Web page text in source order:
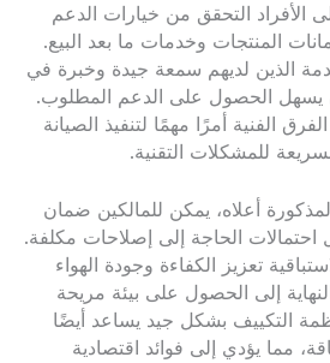
الأفراد التحقق من خيارات الدعم
المنتجات وخدمات ما بعد البيع.
الذين لديهم سمعة جيدة وخبرة في
يسهل الحصول على الدعم المطلوب.
الفنية أمرًا مهمًا لتنفيذ الصيانة
للمشكلات التقنية.
أعلاه، يمكن للمالكين ضمان
احتمالات الحاجة إلى إصلاحات مكلفة.
تعزيز الكفاءة وجودة الهواء
إلى الحصول على بيئة مريحة
التكييف بشكل جيد يساعد أيضًا
مما يؤدي إلى فوائد اقتصادية